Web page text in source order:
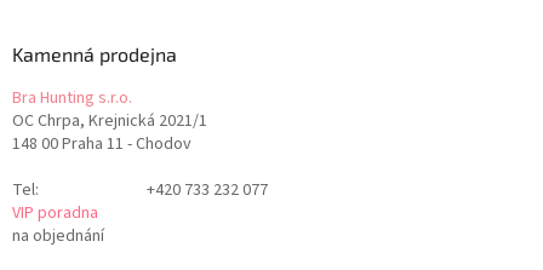
Kamenná prodejna
Bra Hunting s.r.o.
OC Chrpa, Krejnická 2021/1
148 00 Praha 11 - Chodov
Tel:
+420 733 232 077
VIP poradna
na objednání